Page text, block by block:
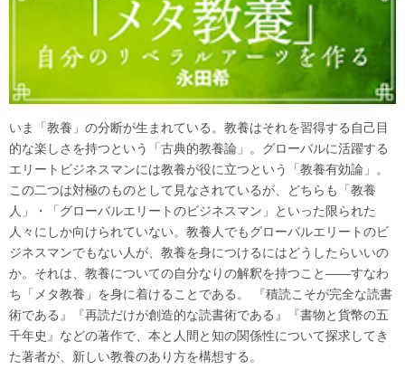
いま「教養」の分断が生まれている。教養はそれを習得する自己目
的な楽しさを持つという「古典的教養論」。グローバルに活躍する
エリートビジネスマンには教養が役に立つという「教養有効論」。
この二つは対極のものとして見なされているが、どちらも「教養
人」・「グローバルエリートのビジネスマン」といった限られた
人々にしか向けられていない。教養人でもグローバルエリートのビ
ジネスマンでもない人が、教養を身につけるにはどうしたらいいの
か。それは、教養についての自分なりの解釈を持つこと――すなわ
ち「メタ教養」を身に着けることである。 『積読こそが完全な読書
術である』『再読だけが創造的な読書術である』『書物と貨幣の五
千年史』などの著作で、本と人間と知の関係性について探求してき
た著者が、新しい教養のあり方を構想する。